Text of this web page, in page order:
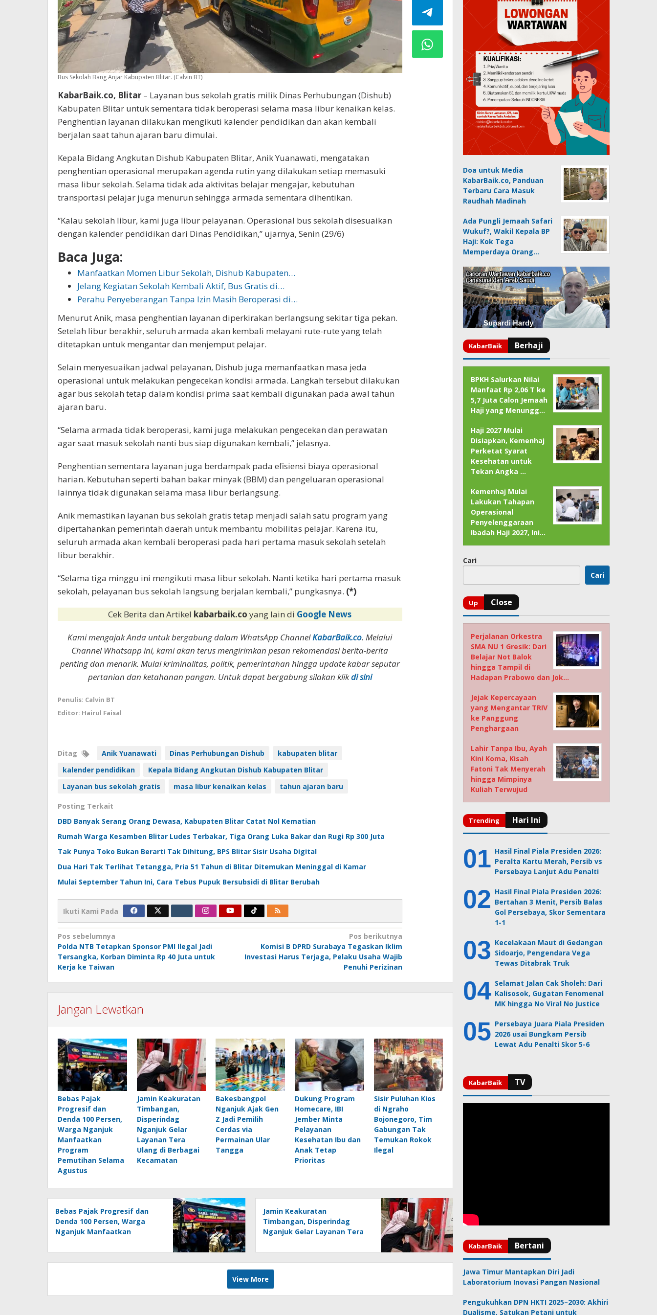
Bus Sekolah Bang Anjar Kabupaten Blitar. (Calvin BT)
KabarBaik.co, Blitar – Layanan bus sekolah gratis milik Dinas Perhubungan (Dishub)
Kabupaten Blitar untuk sementara tidak beroperasi selama masa libur kenaikan kelas.
Penghentian layanan dilakukan mengikuti kalender pendidikan dan akan kembali
berjalan saat tahun ajaran baru dimulai.
Kepala Bidang Angkutan Dishub Kabupaten Blitar, Anik Yuanawati, mengatakan
penghentian operasional merupakan agenda rutin yang dilakukan setiap memasuki
masa libur sekolah. Selama tidak ada aktivitas belajar mengajar, kebutuhan
transportasi pelajar juga menurun sehingga armada sementara dihentikan.
“Kalau sekolah libur, kami juga libur pelayanan. Operasional bus sekolah disesuaikan
dengan kalender pendidikan dari Dinas Pendidikan,” ujarnya, Senin (29/6)
Baca Juga:
Manfaatkan Momen Libur Sekolah, Dishub Kabupaten…
Jelang Kegiatan Sekolah Kembali Aktif, Bus Gratis di…
Perahu Penyeberangan Tanpa Izin Masih Beroperasi di…
Menurut Anik, masa penghentian layanan diperkirakan berlangsung sekitar tiga pekan.
Setelah libur berakhir, seluruh armada akan kembali melayani rute-rute yang telah
ditetapkan untuk mengantar dan menjemput pelajar.
Selain menyesuaikan jadwal pelayanan, Dishub juga memanfaatkan masa jeda
operasional untuk melakukan pengecekan kondisi armada. Langkah tersebut dilakukan
agar bus sekolah tetap dalam kondisi prima saat kembali digunakan pada awal tahun
ajaran baru.
“Selama armada tidak beroperasi, kami juga melakukan pengecekan dan perawatan
agar saat masuk sekolah nanti bus siap digunakan kembali,” jelasnya.
Penghentian sementara layanan juga berdampak pada efisiensi biaya operasional
harian. Kebutuhan seperti bahan bakar minyak (BBM) dan pengeluaran operasional
lainnya tidak digunakan selama masa libur berlangsung.
Anik memastikan layanan bus sekolah gratis tetap menjadi salah satu program yang
dipertahankan pemerintah daerah untuk membantu mobilitas pelajar. Karena itu,
seluruh armada akan kembali beroperasi pada hari pertama masuk sekolah setelah
libur berakhir.
“Selama tiga minggu ini mengikuti masa libur sekolah. Nanti ketika hari pertama masuk
sekolah, pelayanan bus sekolah langsung berjalan kembali,” pungkasnya. (*)
Cek Berita dan Artikel kabarbaik.coyang lain di Google News
Kami mengajak Anda untuk bergabung dalam WhatsApp ChannelKabarBaik.co. Melalui
Channel Whatsapp ini, kami akan terus mengirimkan pesan rekomendasi berita-berita
penting dan menarik. Mulai kriminalitas, politik, pemerintahan hingga update kabar seputar
pertanian dan ketahanan pangan. Untuk dapat bergabung silakan klikdi sini
Penulis: Calvin BT
Editor: Hairul Faisal
Ditag Anik Yuanawati Dinas Perhubungan Dishub
kabupaten blitar
kalender pendidikan
Kepala Bidang Angkutan Dishub Kabupaten Blitar
Layanan bus sekolah gratis
masa libur kenaikan kelas tahun ajaran baru
Posting Terkait
DBD Banyak Serang Orang Dewasa, Kabupaten Blitar Catat Nol Kematian
Rumah Warga Kesamben Blitar Ludes Terbakar, Tiga Orang Luka Bakar dan Rugi Rp 300 Juta
Tak Punya Toko Bukan Berarti Tak Dihitung, BPS Blitar Sisir Usaha Digital
Dua Hari Tak Terlihat Tetangga, Pria 51 Tahun di Blitar Ditemukan Meninggal di Kamar
Mulai September Tahun Ini, Cara Tebus Pupuk Bersubsidi di Blitar Berubah
Ikuti Kami Pada
Navigasi
pos
Pos sebelumnya
Polda NTB Tetapkan Sponsor PMI Ilegal Jadi
Tersangka, Korban Diminta Rp 40 Juta untuk
Kerja ke Taiwan
Pos berikutnya
Komisi B DPRD Surabaya Tegaskan Iklim
Investasi Harus Terjaga, Pelaku Usaha Wajib
Penuhi Perizinan
Jangan Lewatkan
Bebas Pajak
Progresif dan
Denda 100 Persen,
Warga Nganjuk
Manfaatkan
Program
Pemutihan Selama
Agustus
Jamin Keakuratan
Timbangan,
Disperindag
Nganjuk Gelar
Layanan Tera
Ulang di Berbagai
Kecamatan
Bakesbangpol
Nganjuk Ajak Gen
Z Jadi Pemilih
Cerdas via
Permainan Ular
Tangga
Dukung Program
Homecare, IBI
Jember Minta
Pelayanan
Kesehatan Ibu dan
Anak Tetap
Prioritas
Sisir Puluhan Kios
di Ngraho
Bojonegoro, Tim
Gabungan Tak
Temukan Rokok
Ilegal
Bebas Pajak Progresif dan
Denda 100 Persen, Warga
Nganjuk Manfaatkan
Agustus
Jamin Keakuratan
Timbangan, Disperindag
Nganjuk Gelar Layanan Tera
View More
Doa untuk Media
KabarBaik.co, Panduan
Terbaru Cara Masuk
Raudhah Madinah
Ada Pungli Jemaah Safari
Wukuf?, Wakil Kepala BP
Haji: Kok Tega
Memperdaya Orang…
BPKH Salurkan Nilai
Manfaat Rp 2,06 T ke
5,7 Juta Calon Jemaah
Haji yang Menungg…
Haji 2027 Mulai
Disiapkan, Kemenhaj
Perketat Syarat
Kesehatan untuk
Tekan Angka …
Kemenhaj Mulai
Lakukan Tahapan
Operasional
Penyelenggaraan
Ibadah Haji 2027, Ini…
Cari
Cari
Perjalanan Orkestra
SMA NU 1 Gresik: Dari
Belajar Not Balok
hingga Tampil di
Hadapan Prabowo dan Jok…
Jejak Kepercayaan
yang Mengantar TRIV
ke Panggung
Penghargaan
Lahir Tanpa Ibu, Ayah
Kini Koma, Kisah
Fatoni Tak Menyerah
hingga Mimpinya
Kuliah Terwujud
Hasil Final Piala Presiden 2026:
Peralta Kartu Merah, Persib vs
Persebaya Lanjut Adu Penalti
Hasil Final Piala Presiden 2026:
Bertahan 3 Menit, Persib Balas
Gol Persebaya, Skor Sementara
1-1
Kecelakaan Maut di Gedangan
Sidoarjo, Pengendara Vega
Tewas Ditabrak Truk
Selamat Jalan Cak Sholeh: Dari
Kalisosok, Gugatan Fenomenal
MK hingga No Viral No Justice
Persebaya Juara Piala Presiden
2026 usai Bungkam Persib
Lewat Adu Penalti Skor 5-6
Jawa Timur Mantapkan Diri Jadi
Laboratorium Inovasi Pangan Nasional
Pengukuhkan DPN HKTI 2025–2030: Akhiri
Dualisme, Satukan Petani untuk